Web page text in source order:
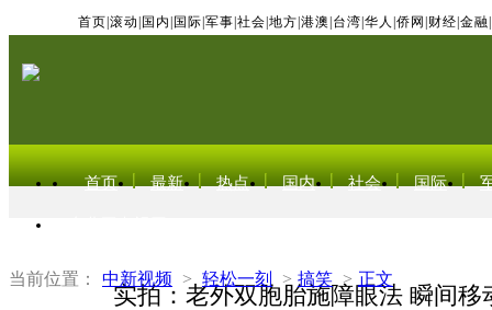
首页 滚动 国内 国际 军事 社会 地方 港澳 台湾 华人 侨网 财经 金融
首页 最新 热点 国内 社会 国际
当前位置： 中新视频 > 轻松一刻 > 搞笑 > 正文
实拍：老外双胞胎施障眼法 瞬间移